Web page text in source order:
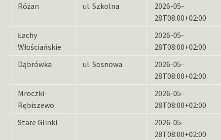
Różan
ul. Szkolna
2026-05-
28T08:00+02:00
Łachy
Włościańskie
2026-05-
28T08:00+02:00
Dąbrówka
ul. Sosnowa
2026-05-
28T08:00+02:00
Mroczki-
Rębiszewo
2026-05-
28T08:00+02:00
Stare Glinki
2026-05-
28T08:00+02:00